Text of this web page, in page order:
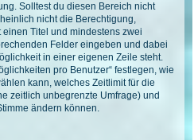
Solltest du diesen Bereich nicht
nicht die Berechtigung,
Titel und mindestens zwei
Felder eingeben und dabei
in einer eigenen Zeile steht.
pro Benutzer“ festlegen, wie
kann, welches Zeitlimit für die
zeitlich unbegrenzte Umfrage) und
ändern können.